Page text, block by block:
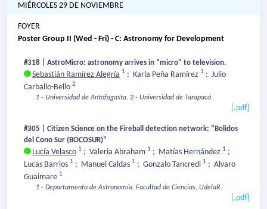
MIÉRCOLES 29 DE NOVIEMBRE
FOYER
Poster Group II (Wed - Fri) - C: Astronomy for Development
#318 | AstroMicro: astronomy arrives in “micro” to television.
Sebastián Ramírez Alegría 1 ; Karla Peña Ramírez 1 ; Julio
Carballo-Bello 2
1 - Universidad de Antofagasta. 2 - Universidad de Tarapacá.
[.pdf]
#305 | Citizen Science on the Fireball detection network: “Bolidos
del Cono Sur (BOCOSUR)”
Lucía Velasco 1 ; Valeria Abraham 1 ; Matías Hernández 1 ;
Lucas Barrios 1 ; Manuel Caldas 1 ; Gonzalo Tancredi 1 ; Alvaro
Guaimare 1
1 - Departamento de Astronomía, Facultad de Ciencias, UdelaR.
[.pdf]